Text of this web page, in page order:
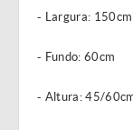
- Largura: 150cm
- Fundo: 60cm
- Altura: 45/